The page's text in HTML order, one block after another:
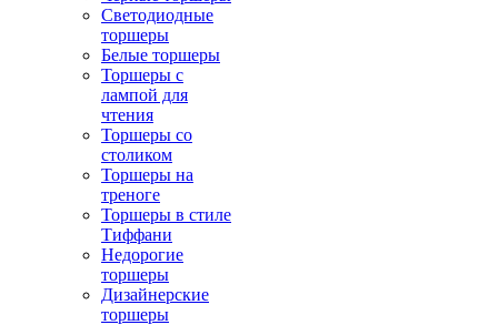
Светодиодные
торшеры
Белые торшеры
Торшеры с
лампой для
чтения
Торшеры со
столиком
Торшеры на
треноге
Торшеры в стиле
Тиффани
Недорогие
торшеры
Дизайнерские
торшеры